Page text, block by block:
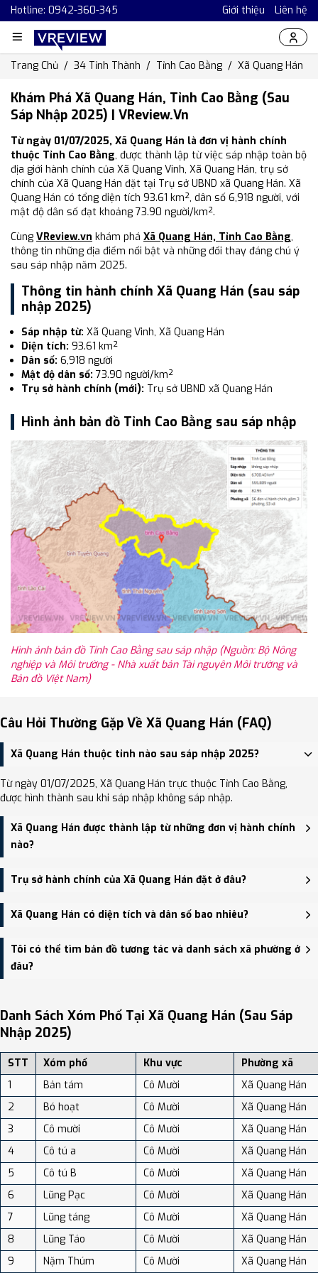
Hotline: 0942-360-345 Giới thiệu Liên hệ
Trang Chủ 34 Tỉnh Thành Tỉnh Cao Bằng Xã Quang Hán
Khám Phá Xã Quang Hán, Tỉnh Cao Bằng (Sau
Sáp Nhập 2025) | VReview.vn
Từ ngày 01/07/2025, Xã Quang Hán là đơn vị hành chính
thuộc Tỉnh Cao Bằng, được thành lập từ việc sáp nhập toàn bộ
địa giới hành chính của Xã Quang Vinh, Xã Quang Hán, trụ sở
chính của Xã Quang Hán đặt tại Trụ sở UBND xã Quang Hán. Xã
Quang Hán có tổng diện tích 93.61 km², dân số 6,918 người, với
mật độ dân số đạt khoảng 73.90 người/km².
Cùng VReview.vn khám phá Xã Quang Hán, Tỉnh Cao Bằng,
thông tin những địa điểm nổi bật và những đổi thay đáng chú ý
sau sáp nhập năm 2025.
Thông tin hành chính Xã Quang Hán (sau sáp
nhập 2025)
Sáp nhập từ: Xã Quang Vinh, Xã Quang Hán
Diện tích: 93.61 km²
Dân số: 6,918 người
Mật độ dân số: 73.90 người/km²
Trụ sở hành chính (mới): Trụ sở UBND xã Quang Hán
Hình ảnh bản đồ Tỉnh Cao Bằng sau sáp nhập
Hình ảnh bản đồ Tỉnh Cao Bằng sau sáp nhập (Nguồn: Bộ Nông
nghiệp và Môi trường - Nhà xuất bản Tài nguyên Môi trường và
Bản đồ Việt Nam)
Câu Hỏi Thường Gặp Về Xã Quang Hán (FAQ)
Xã Quang Hán thuộc tỉnh nào sau sáp nhập 2025?
Từ ngày 01/07/2025, Xã Quang Hán trực thuộc Tỉnh Cao Bằng,
được hình thành sau khi sáp nhập không sáp nhập.
Xã Quang Hán được thành lập từ những đơn vị hành chính
nào?
Xã Quang Hán được thành lập trên cơ sở sáp nhập Xã Quang Vinh,
Xã Quang Hán.
Trụ sở hành chính của Xã Quang Hán đặt ở đâu?
Trụ sở hành chính mới của Xã Quang Hán đặt tại Trụ sở UBND xã
Quang Hán - trung tâm khu vực thuận tiện giao thông.
Xã Quang Hán có diện tích và dân số bao nhiêu?
Xã Quang Hán có Diện tích: 93.61 km², Dân số: 6,918 người, Mật độ
dân số: Khoảng 73.90 người/km²
Tôi có thể tìm bản đồ tương tác và danh sách xã phường ở
đâu?
địa điểm tại: VReview.vn - Nền tảng review địa điểm, dịch vụ và du
lịch uy tín tại Việt Nam.
Danh Sách Xóm Phố Tại Xã Quang Hán (sau Sáp
Nhập 2025)
STT Xóm phố Khu vực
Phường xã
1
Bản tám Cô Mười
Xã Quang Hán
2
Bó hoạt Cô Mười
Xã Quang Hán
3
Cô mười Cô Mười
Xã Quang Hán
4
Cô tú a Cô Mười
Xã Quang Hán
5
Cô tú B Cô Mười
Xã Quang Hán
6
Lũng Pạc Cô Mười
Xã Quang Hán
7
Lũng táng Cô Mười
Xã Quang Hán
8
Lũng Táo Cô Mười
Xã Quang Hán
9
Nặm Thúm Cô Mười Xã Quang Hán